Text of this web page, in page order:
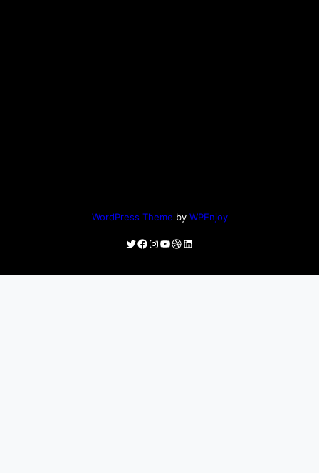
WordPress Theme by WPEnjoy
Twitter
Facebook
Instagram
YouTube
Dribbble
LinkedIn